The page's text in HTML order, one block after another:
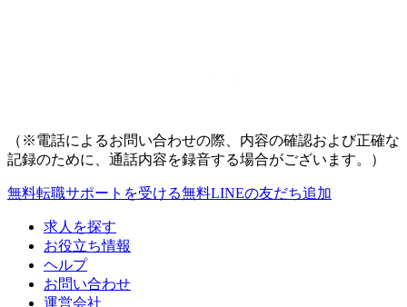
（※電話によるお問い合わせの際、内容の確認および正確な
記録のために、通話内容を録音する場合がございます。）
無料転職サポートを受ける無料LINEの友だち追加
求人を探す
お役立ち情報
ヘルプ
お問い合わせ
運営会社